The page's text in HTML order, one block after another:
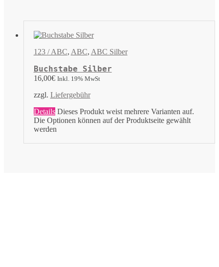
123 / ABC, ABC, ABC Silber
Buchstabe Silber
16,00€ Inkl. 19% MwSt
zzgl. Liefergebühr
Details Dieses Produkt weist mehrere Varianten auf.
Die Optionen können auf der Produktseite gewählt
werden